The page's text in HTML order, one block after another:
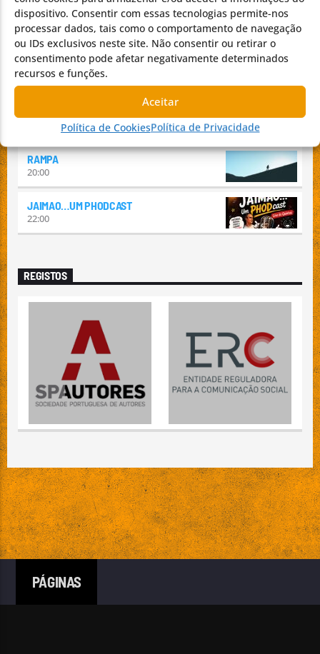
dispositivo. Consentir com essas tecnologias permite-nos
processar dados, tais como o comportamento de navegação
ou IDs exclusivos neste site. Não consentir ou retirar o
consentimento pode afetar negativamente determinados
recursos e funções.
Aceitar
Política de CookiesPolítica de Privacidade
ALMA LUSA
11:00
SENTIDO DA MÚSICA
14:00
RAMPA
20:00
JAIMAO…UM PHODCAST
22:00
REGISTOS
PÁGINAS